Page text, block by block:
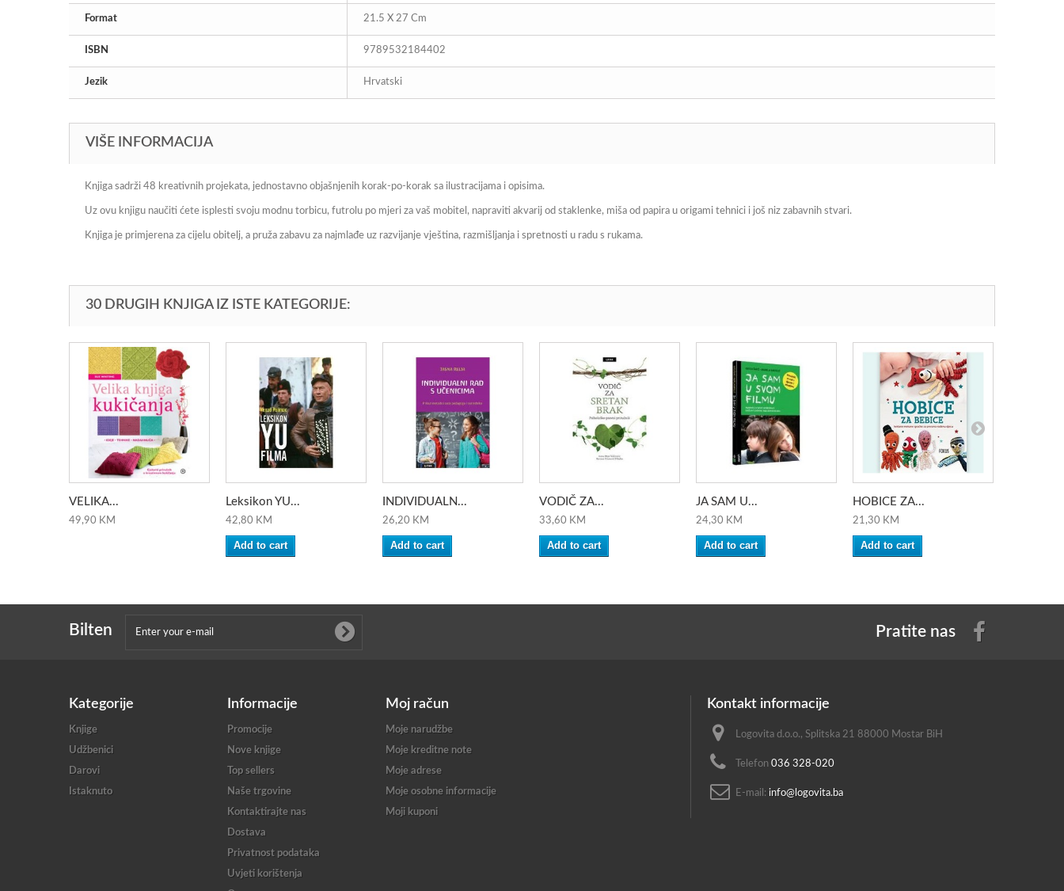
Format 21.5 X 27 Cm
ISBN 9789532184402
Jezik Hrvatski
VIŠE INFORMACIJA
Knjiga sadrži 48 kreativnih projekata, jednostavno objašnjenih korak-po-korak sa ilustracijama i opisima.
Uz ovu knjigu naučiti ćete isplesti svoju modnu torbicu, futrolu po mjeri za vaš mobitel, napraviti akvarij od staklenke, miša od papira u origami tehnici i još niz zabavnih stvari.
Knjiga je primjerena za cijelu obitelj, a pruža zabavu za najmlađe uz razvijanje vještina, razmišljanja i spretnosti u radu s rukama.
30 DRUGIH KNJIGA IZ ISTE KATEGORIJE:
VELIKA...
49,90 KM
Leksikon YU...
42,80 KM
Add to cart
INDIVIDUALN...
26,20 KM
Add to cart
VODIČ ZA...
33,60 KM
Add to cart
JA SAM U...
24,30 KM
Add to cart
HOBICE ZA...
21,30 KM
Add to cart
Bilten Pratite nas
Kategorije
Knjige
Udžbenici
Darovi
Istaknuto
Informacije
Promocije
Nove knjige
Top sellers
Naše trgovine
Kontaktirajte nas
Dostava
Privatnost podataka
Uvjeti korištenja
Moj račun
Moje narudžbe
Moje kreditne note
Moje adrese
Moje osobne informacije
Moji kuponi
Kontakt informacije
Logovita d.o.o., Splitska 21 88000 Mostar BiH
Telefon 036 328-020
E-mail: info@logovita.ba